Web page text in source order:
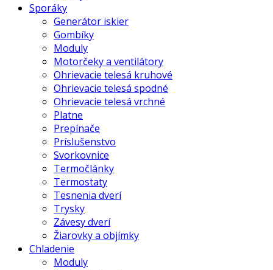
Sporáky
Generátor iskier
Gombíky
Moduly
Motorčeky a ventilátory
Ohrievacie telesá kruhové
Ohrievacie telesá spodné
Ohrievacie telesá vrchné
Platne
Prepínače
Príslušenstvo
Svorkovnice
Termočlánky
Termostaty
Tesnenia dverí
Trysky
Závesy dverí
Žiarovky a objímky
Chladenie
Moduly